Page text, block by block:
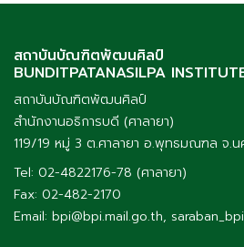
สถาบันบัณฑิตพัฒนศิลป์
BUNDITPATANASILPA
สถาบันบัณฑิตพัฒนศิลป์
สำนักงานอธิการบดี (ศาลายา)
119/19 หมู่ 3 ต.ศาลายา อ.พุทธมณฑล จ.น
Tel: 02-4822176-78 (ศาลายา)
Fax: 02-482-2170
Email: bpi@bpi.mail.go.th,